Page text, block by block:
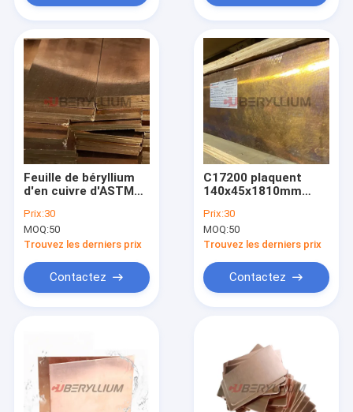
Produits
Vidéos
Feuille de béryllium
d'en cuivre d'ASTM
pour d'électro
industries chimiques
Prix:30
MOQ:50
Trouvez les derniers prix
Contactez
C17200 plaquent
140x45x1810mm
de haute résistance
Prix:30
MOQ:50
Trouvez les derniers prix
Contactez